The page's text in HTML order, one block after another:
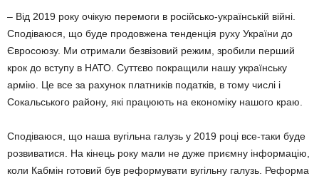
– Від 2019 року очікую перемоги в російсько-українській війні.
Сподіваюся, що буде продов­жена тенденція руху України до
Євросоюзу. Ми отримали безвізовий режим, зробили перший
крок до вступу в НАТО. Суттєво покра­щили нашу українську
армію. Це все за рахунок платників податків, в тому числі і
Сокальського району, які працюють на економіку нашого краю.
Сподіваюся, що наша вугільна галузь у 2019 році все-таки буде
розвиватися. На кінець року мали не дуже приємну інформацію,
коли Каб­мін готовий був реформувати вугільну галузь. Реформа